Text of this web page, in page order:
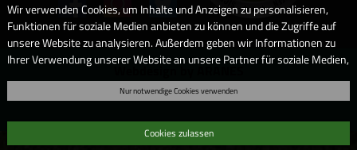
Webdesign by ARANES
Wir verwenden Cookies, um Inhalte und Anzeigen zu personalisieren,
Funktionen für soziale Medien anbieten zu können und die Zugriffe auf
unsere Website zu analysieren. Außerdem geben wir Informationen zu
Ihrer Verwendung unserer Website an unsere Partner für soziale Medien,
Informationen möglicherweise mit weiteren Daten zusammen, die Sie
Dienste gesammelt haben. Sofern Sie uns Ihre Einwilligung geben,
können Sie diese jederzeit in der Datenschutzerklärung wieder
Nur notwendige Cookies verwenden
Cookies zulassen